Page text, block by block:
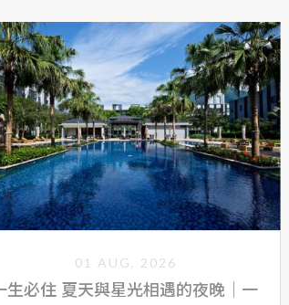
生必住 夏天與星光相遇的夜晚｜一
01 AUG, 2026